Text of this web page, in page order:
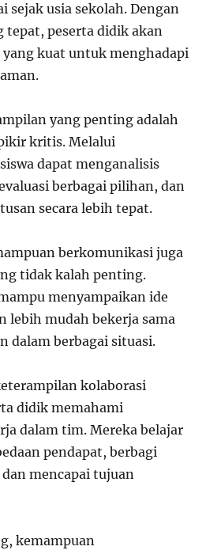
sejak usia sekolah. Dengan
tepat, peserta didik akan
kuat untuk menghadapi
yang penting adalah
kritis. Melalui
dapat menganalisis
berbagai pilihan, dan
secara lebih tepat.
berkomunikasi juga
tidak kalah penting.
menyampaikan ide
lebih mudah bekerja sama
dalam berbagai situasi.
kolaborasi
didik memahami
dalam tim. Mereka belajar
pendapat, berbagi
mencapai tujuan
kemampuan